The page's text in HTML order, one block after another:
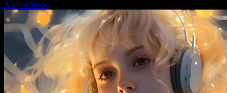
Abrir o Studio